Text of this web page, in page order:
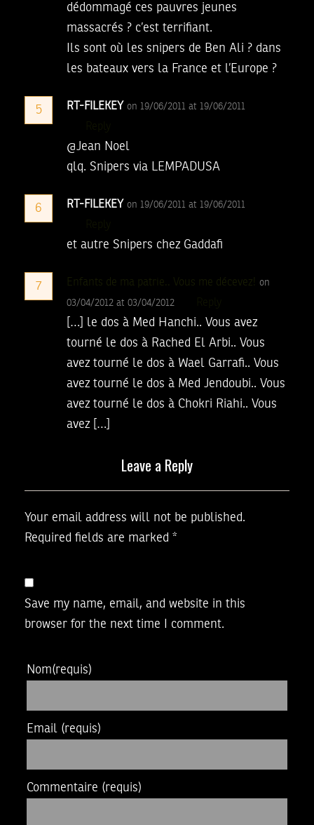
dédommagé ces pauvres jeunes
massacrés ? c’est terrifiant.
Ils sont où les snipers de Ben Ali ? dans
les bateaux vers la France et l’Europe ?
5 RT-FILEKEY on 19/06/2011 at 19/06/2011
@Jean Noel
qlq. Snipers via LEMPADUSA
6 RT-FILEKEY on 19/06/2011 at 19/06/2011
et autre Snipers chez Gaddafi
7 Enfants de ma patrie.. Vous me décevez! on
03/04/2012 at 03/04/2012
[…] le dos à Med Hanchi.. Vous avez
tourné le dos à Rached El Arbi.. Vous
avez tourné le dos à Wael Garrafi.. Vous
avez tourné le dos à Med Jendoubi.. Vous
avez tourné le dos à Chokri Riahi.. Vous
avez […]
Leave a Reply
Your email address will not be published.
Required fields are marked *
Save my name, email, and website in this
browser for the next time I comment.
Nom(requis)
Email (requis)
Commentaire (requis)